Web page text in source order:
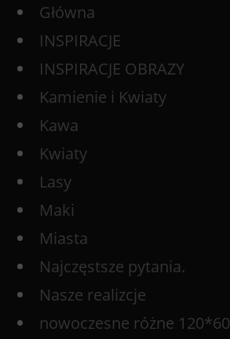
Główna
INSPIRACJE
INSPIRACJE OBRAZY
Kamienie i Kwiaty
Kawa
Kwiaty
Lasy
Maki
Miasta
Najczęstsze pytania.
Nasze realizcje
nowoczesne różne 120*60